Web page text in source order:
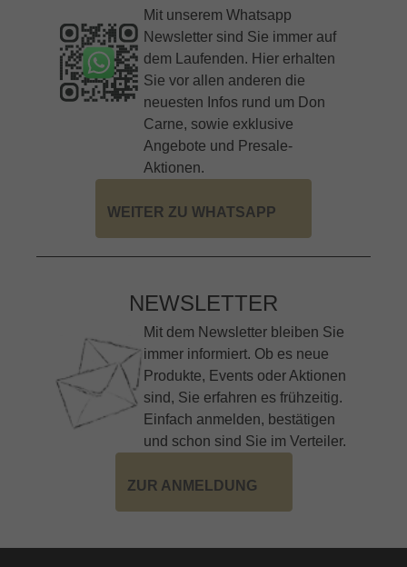
Mit unserem Whatsapp
Newsletter sind Sie immer auf
dem Laufenden. Hier erhalten
Sie vor allen anderen die
neuesten Infos rund um Don
Carne, sowie exklusive
Angebote und Presale-
Aktionen.
WEITER ZU WHATSAPP
NEWSLETTER
Mit dem Newsletter bleiben Sie
immer informiert. Ob es neue
Produkte, Events oder Aktionen
sind, Sie erfahren es frühzeitig.
Einfach anmelden, bestätigen
und schon sind Sie im Verteiler.
ZUR ANMELDUNG